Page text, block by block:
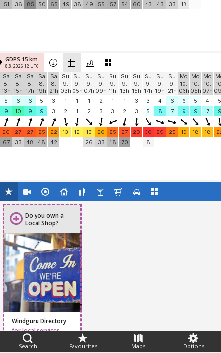
51
36
85
50
65 49 38 49 55 57 54 60 43 43 33 18
-
GDPS 15 km
8.8. 2026 12 UTC
Sa
8.
13h
Sa
8.
15h
Sa
8.
17h
Sa
8.
19h
Sa
8.
21h
Su
9.
03h
Su
9.
05h
Su
9.
07h
Su
9.
09h
Su
9.
11h
Su
9.
13h
Su
9.
15h
Su
9.
17h
Su
9.
19h
Su
9.
21h
Mo
10.
03h
Mo
10.
05h
Mo
10.
07h
5
6 6 5 3 1 1 1 2 1 1 3 3 4 6 6 5 4
5
9
10 9 9 3 2 1 2 3 3 2 3 5 8 7 9 9 7 9
26 27 27 25 22 13 12 13 20 25 27 29 30 29 25 19 18 18
67
33 48 48 42 26 33 48 70
8
-
Search Favourites Maps Options
Do you own a
Local Shop?
Windguru Directory
for local services
Feedback